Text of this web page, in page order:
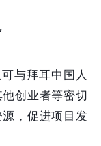
与拜耳中国人
创业者等密切
，促进项目发